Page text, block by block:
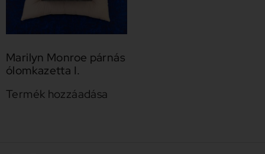
Marilyn Monroe párnás
ólomkazetta I.
Termék hozzáadása